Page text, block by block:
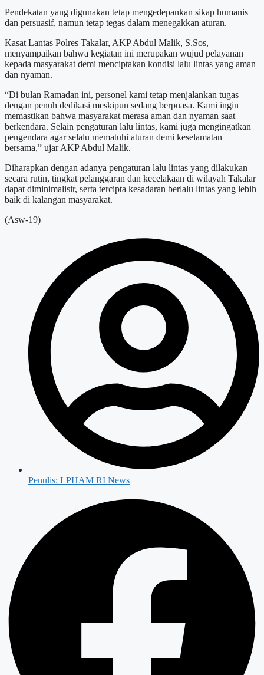
Pendekatan yang digunakan tetap mengedepankan sikap humanis
dan persuasif, namun tetap tegas dalam menegakkan aturan.
Kasat Lantas Polres Takalar, AKP Abdul Malik, S.Sos,
menyampaikan bahwa kegiatan ini merupakan wujud pelayanan
kepada masyarakat demi menciptakan kondisi lalu lintas yang aman
dan nyaman.
“Di bulan Ramadan ini, personel kami tetap menjalankan tugas
dengan penuh dedikasi meskipun sedang berpuasa. Kami ingin
memastikan bahwa masyarakat merasa aman dan nyaman saat
berkendara. Selain pengaturan lalu lintas, kami juga mengingatkan
pengendara agar selalu mematuhi aturan demi keselamatan
bersama,” ujar AKP Abdul Malik.
Diharapkan dengan adanya pengaturan lalu lintas yang dilakukan
secara rutin, tingkat pelanggaran dan kecelakaan di wilayah Takalar
dapat diminimalisir, serta tercipta kesadaran berlalu lintas yang lebih
baik di kalangan masyarakat.
(Asw-19)
Penulis: LPHAM RI News